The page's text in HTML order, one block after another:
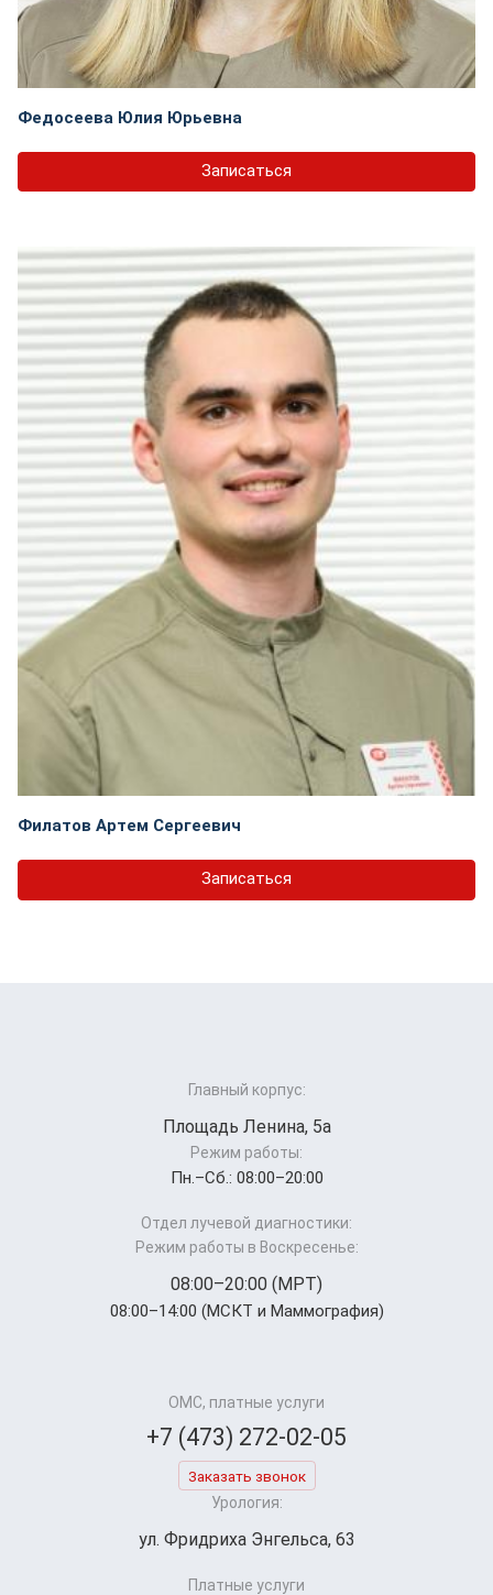
Федосеева Юлия Юрьевна
Записаться
Филатов Артем Сергеевич
Записаться
Главный корпус:
Площадь Ленина, 5а
Режим работы:
Пн.–Cб.: 08:00–20:00
Отдел лучевой диагностики:
Режим работы в Воскресенье:
08:00–20:00 (МРТ)
08:00–14:00 (МСКТ и Маммография)
ОМС, платные услуги
+7 (473) 272-02-05
Заказать звонок
Урология:
ул. Фридриха Энгельса, 63
Платные услуги